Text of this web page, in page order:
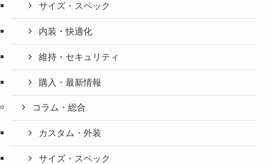
サイズ・スペック
内装・快適化
維持・セキュリティ
購入・最新情報
コラム・総合
カスタム・外装
サイズ・スペック